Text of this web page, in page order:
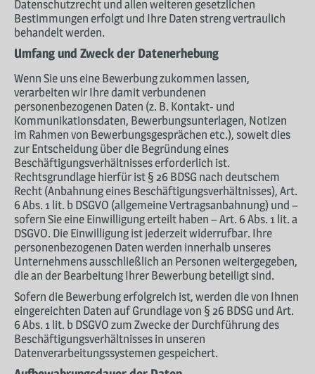
Datenschutzrecht und allen weiteren gesetzlichen
Bestimmungen erfolgt und Ihre Daten streng vertraulich
behandelt werden.
Umfang und Zweck der Datenerhebung
Wenn Sie uns eine Bewerbung zukommen lassen,
verarbeiten wir Ihre damit verbundenen
personenbezogenen Daten (z. B. Kontakt- und
Kommunikationsdaten, Bewerbungsunterlagen, Notizen
im Rahmen von Bewerbungsgesprächen etc.), soweit dies
zur Entscheidung über die Begründung eines
Beschäftigungsverhältnisses erforderlich ist.
Rechtsgrundlage hierfür ist § 26 BDSG nach deutschem
Recht (Anbahnung eines Beschäftigungsverhältnisses), Art.
6 Abs. 1 lit. b DSGVO (allgemeine Vertragsanbahnung) und –
sofern Sie eine Einwilligung erteilt haben – Art. 6 Abs. 1 lit. a
DSGVO. Die Einwilligung ist jederzeit widerrufbar. Ihre
personenbezogenen Daten werden innerhalb unseres
Unternehmens ausschließlich an Personen weitergegeben,
die an der Bearbeitung Ihrer Bewerbung beteiligt sind.
Sofern die Bewerbung erfolgreich ist, werden die von Ihnen
eingereichten Daten auf Grundlage von § 26 BDSG und Art.
6 Abs. 1 lit. b DSGVO zum Zwecke der Durchführung des
Beschäftigungsverhältnisses in unseren
Datenverarbeitungssystemen gespeichert.